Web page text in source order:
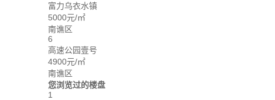
富力乌衣水镇
5000元/㎡
南谯区
6
高速公园壹号
4900元/㎡
南谯区
您浏览过的楼盘
1